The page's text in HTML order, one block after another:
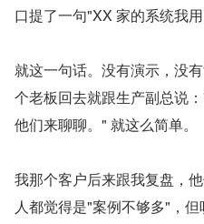
口提了一句"XX 家的系统我
就这一句话。没有演示，没
个老板回去就跟生产副总说
他们来聊聊。" 就这么简单。
我那个客户后来跟我复盘，
人都觉得是"案例不够多"，